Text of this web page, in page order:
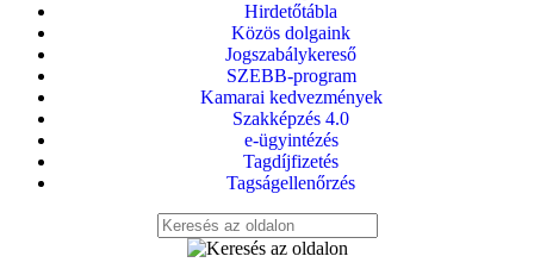
Hirdetőtábla
Közös dolgaink
Jogszabálykereső
SZEBB-program
Kamarai kedvezmények
Szakképzés 4.0
e-ügyintézés
Tagdíjfizetés
Tagságellenőrzés